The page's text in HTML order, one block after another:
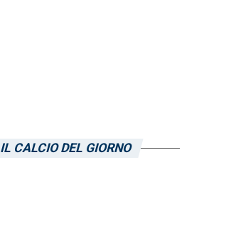
IL CALCIO DEL GIORNO